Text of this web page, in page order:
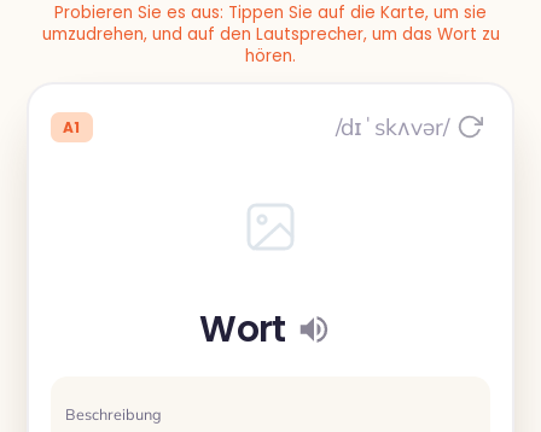
Probieren Sie es aus: Tippen Sie auf die Karte, um sie
umzudrehen, und auf den Lautsprecher, um das Wort zu
hören.
A1 /dɪˈskʌvər/
Wort
Beschreibung